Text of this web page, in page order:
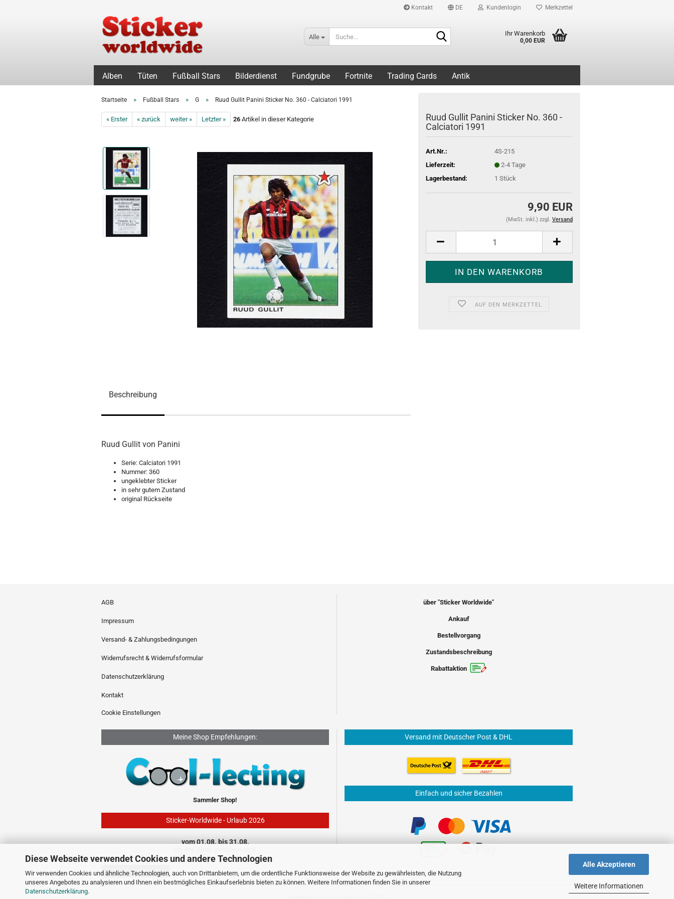
Diese Webseite verwendet Cookies und andere Technologien
Wir verwenden Cookies und ähnliche Technologien, auch von Drittanbietern, um die ordentliche Funktionsweise der Website zu gewährleisten, die Nutzung
unseres Angebotes zu analysieren und Ihnen ein bestmögliches Einkaufserlebnis bieten zu können. Weitere Informationen finden Sie in unserer
Datenschutzerklärung.
Alle Akzeptieren
Weitere Informationen
Kontakt DE Kundenlogin Merkzettel
Alle Ihr Warenkorb
0,00 EUR
Alben Tüten Fußball Stars Bilderdienst Fundgrube Fortnite Trading Cards Antik
Startseite » Fußball Stars » G » Ruud Gullit Panini Sticker No. 360 - Calciatori 1991
« Erster « zurück weiter » Letzter » 26 Artikel in dieser Kategorie
Ruud Gullit Panini Sticker No. 360 -
Calciatori 1991
Art.Nr.:
4S-215
Lieferzeit:
2-4 Tage
Lagerbestand:
1 Stück
9,90 EUR
(MwSt. inkl.) zzgl. Versand
AUF DEN MERKZETTEL
Beschreibung
Ruud Gullit von Panini
Serie: Calciatori 1991
Nummer: 360
ungeklebter Sticker
in sehr gutem Zustand
original Rückseite
AGB
Impressum
Versand- & Zahlungsbedingungen
Widerrufsrecht & Widerrufsformular
Datenschutzerklärung
Kontakt
Cookie Einstellungen
über "Sticker Worldwide"
Ankauf
Bestellvorgang
Zustandsbeschreibung
Rabattaktion
Meine Shop Empfehlungen:
Sammler Shop!
Sticker-Worldwide - Urlaub 2026
vom 01.08. bis 31.08.
Versand mit Deutscher Post & DHL
Einfach und sicher Bezahlen
Vertrag widerrufen